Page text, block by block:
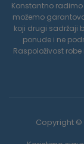
Konstantno
možemo
koji drugi sadržaji
ponude i ne
Raspoloživost
Copyright ©